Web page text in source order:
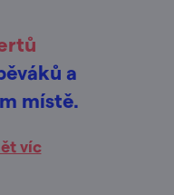
a
místě.
víc